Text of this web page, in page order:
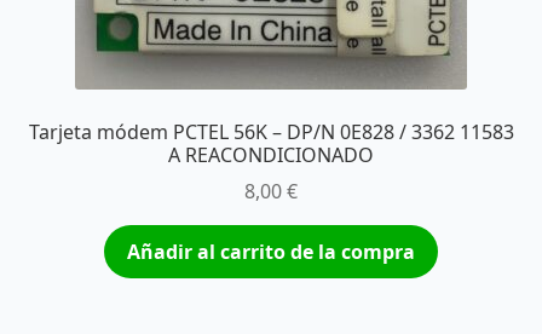
Tarjeta módem PCTEL 56K – DP/N 0E828 / 3362 11583
A REACONDICIONADO
8,00€
Añadir al carrito de la compra